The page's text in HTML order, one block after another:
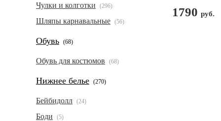
Чулки и колготки (296)
Шляпы карнавальные (56)
Обувь (68)
Обувь для костюмов (68)
Нижнее белье (270)
Бейбидолл (24)
Боди (5)
1790 руб.